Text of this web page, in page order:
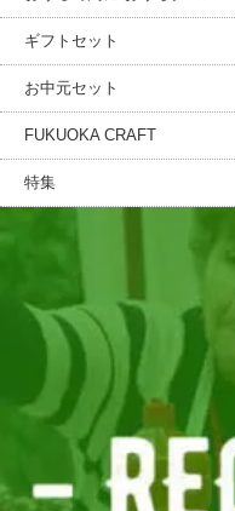
ギフトセット
お中元セット
FUKUOKA CRAFT
特集